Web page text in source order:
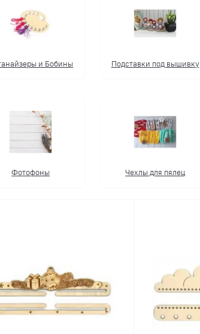
и Бобины Подставки под вышивку
Фотофоны Чехлы для пялец